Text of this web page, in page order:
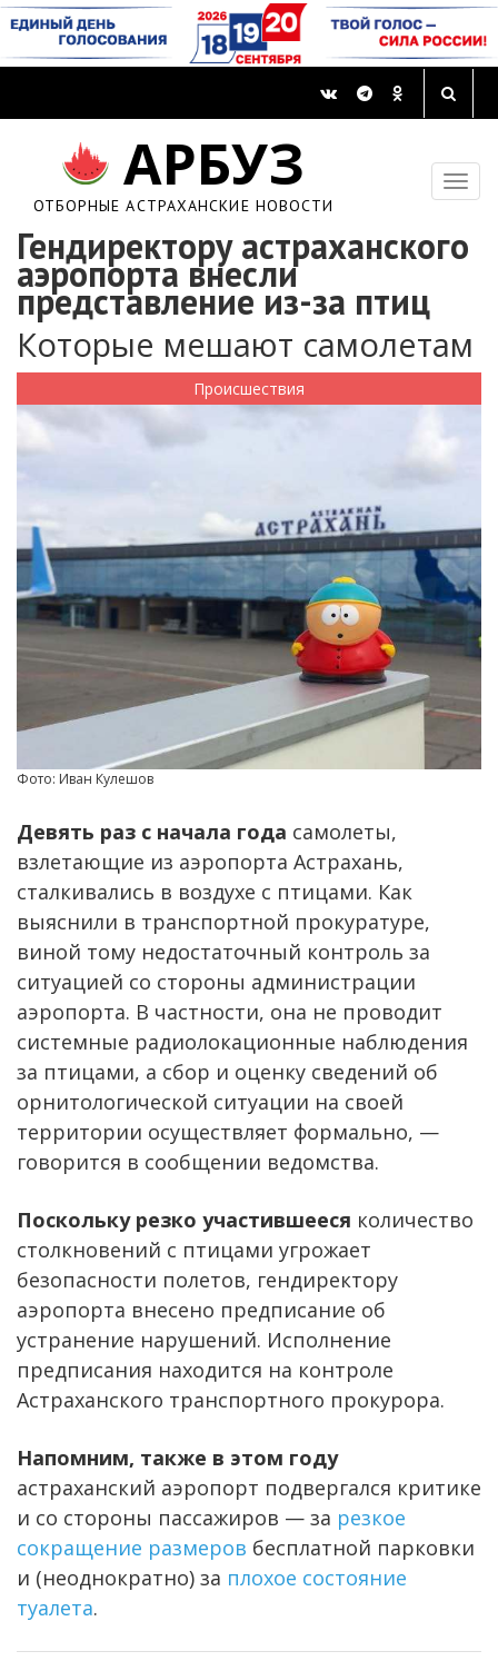
АРБУЗ
ОТБОРНЫЕ АСТРАХАНСКИЕ НОВОСТИ
Гендиректору астраханского
аэропорта внесли
представление из-за птиц
Которые мешают самолетам
Происшествия
Фото: Иван Кулешов
Девять раз с начала года самолеты,
взлетающие из аэропорта Астрахань,
сталкивались в воздухе с птицами. Как
выяснили в транспортной прокуратуре,
виной тому недостаточный контроль за
ситуацией со стороны администрации
аэропорта. В частности, она не проводит
системные радиолокационные наблюдения
за птицами, а сбор и оценку сведений об
орнитологической ситуации на своей
территории осуществляет формально, —
говорится в сообщении ведомства.
Поскольку резко участившееся количество
столкновений с птицами угрожает
безопасности полетов, гендиректору
аэропорта внесено предписание об
устранение нарушений. Исполнение
предписания находится на контроле
Астраханского транспортного прокурора.
Напомним, также в этом году
астраханский аэропорт подвергался критике
и со стороны пассажиров — за резкое
сокращение размеров бесплатной парковки
и (неоднократно) за плохое состояние
туалета.